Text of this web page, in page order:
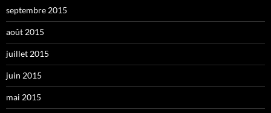
septembre 2015
août 2015
juillet 2015
juin 2015
mai 2015